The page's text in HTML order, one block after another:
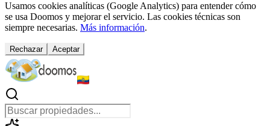
Usamos cookies analíticas (Google Analytics) para entender cómo
se usa Doomos y mejorar el servicio. Las cookies técnicas son
siempre necesarias. Más información.
Rechazar Aceptar